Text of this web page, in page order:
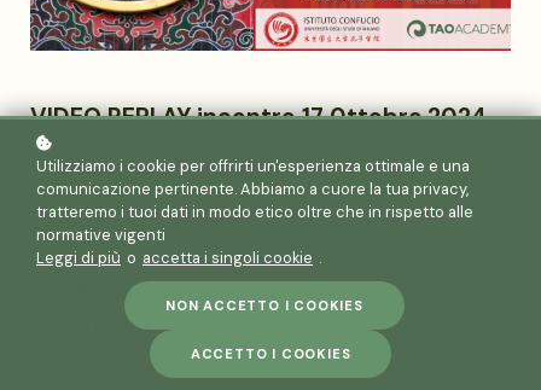
VIDEO REPLAY incontro 17 0ttobre 2024
Cibo per la salute. I Segretidella dietetica
cinese
con Karin Wallnoefer co-fondatrice e
docente di TAO Academy
Utilizziamo i cookie per offrirti un'esperienza ottimale e una
comunicazione pertinente. Abbiamo a cuore la tua privacy,
tratteremo i tuoi dati in modo etico oltre che in rispetto alle
normative vigenti
Leggi di più o accetta i singoli cookie .
NON ACCETTO I COOKIES
ACCETTO I COOKIES